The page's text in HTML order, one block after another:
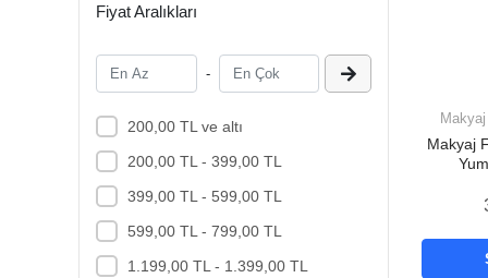
Fiyat Aralıkları
-
200,00 TL ve altı
200,00 TL - 399,00 TL
399,00 TL - 599,00 TL
599,00 TL - 799,00 TL
1.199,00 TL - 1.399,00 TL
Makyaj